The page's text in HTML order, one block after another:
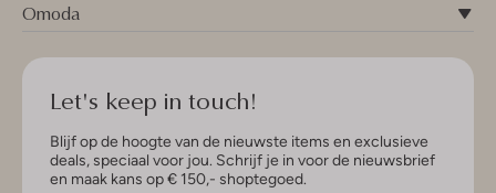
Omoda
Let's keep in touch!
Blijf op de hoogte van de nieuwste items en exclusieve
deals, speciaal voor jou. Schrijf je in voor de nieuwsbrief
en maak kans op € 150,- shoptegoed.